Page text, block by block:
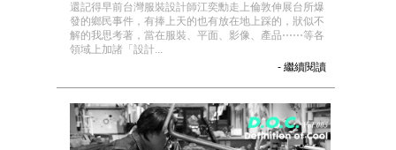
還記得早前台灣服裝設計師江奕勳走上倫敦伸展台所爆
發的鄉民事件，有捧上天的也有放在地上踩的，狀似不
解的我思考著，當在服裝、平面、影像、產品⋯⋯等各
領域上加諸「設計...
- 繼續閱讀